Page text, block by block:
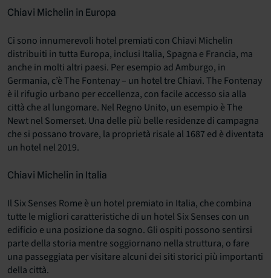
Chiavi Michelin in Europa
Ci sono innumerevoli hotel premiati con Chiavi Michelin
distribuiti in tutta Europa, inclusi Italia, Spagna e Francia, ma
anche in molti altri paesi. Per esempio ad Amburgo, in
Germania, c’è The Fontenay – un hotel tre Chiavi. The Fontenay
è il rifugio urbano per eccellenza, con facile accesso sia alla
città che al lungomare. Nel Regno Unito, un esempio è The
Newt nel Somerset. Una delle più belle residenze di campagna
che si possano trovare, la proprietà risale al 1687 ed è diventata
un hotel nel 2019.
Chiavi Michelin in Italia
Il Six Senses Rome è un hotel premiato in Italia, che combina
tutte le migliori caratteristiche di un hotel Six Senses con un
edificio e una posizione da sogno. Gli ospiti possono sentirsi
parte della storia mentre soggiornano nella struttura, o fare
una passeggiata per visitare alcuni dei siti storici più importanti
della città.